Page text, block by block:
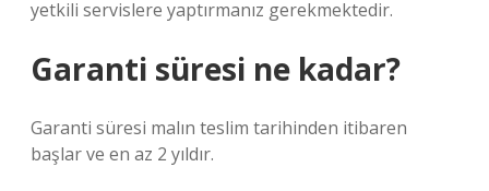
yetkili servislere yaptırmanız gerekmektedir.
Garanti süresi ne kadar?
Garanti süresi malın teslim tarihinden itibaren
başlar ve en az 2 yıldır.